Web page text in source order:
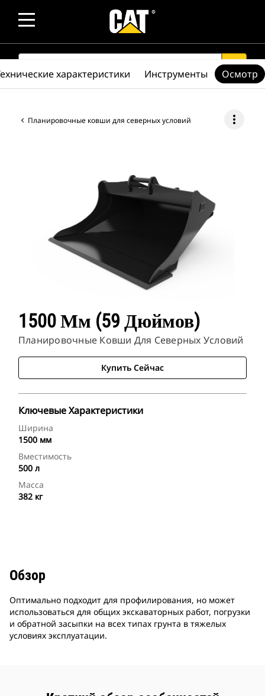
SEARCH search
Планировочные ковши для северных условий more_vert
1500 Мм (59 Дюймов)
Планировочные Ковши Для Северных Условий
Купить Сейчас
Ключевые Характеристики
Ширина
1500 мм
Вместимость
500 л
Масса
382 кг
характеристики Инструменты Осмотр
Обзор
Оптимально подходит для профилирования, но может
использоваться для общих экскаваторных работ, погрузки
и обратной засыпки на всех типах грунта в тяжелых
условиях эксплуатации.